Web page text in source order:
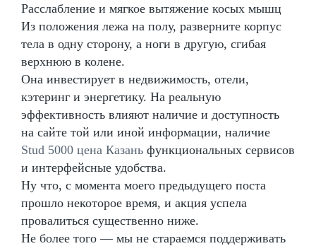
Расслабление и мягкое вытяжение косых мышц
Из положения лежа на полу, разверните корпус
тела в одну сторону, а ноги в другую, сгибая
верхнюю в колене.
Она инвестирует в недвижимость, отели,
кэтеринг и энергетику. На реальную
эффективность влияют наличие и доступность
на сайте той или иной информации, наличие
Stud 5000 цена Казань функциональных сервисов
и интерфейсные удобства.
Ну что, с момента моего предыдущего поста
прошло некоторое время, и акция успела
провалиться существенно ниже.
Не более того — мы не стараемся поддерживать